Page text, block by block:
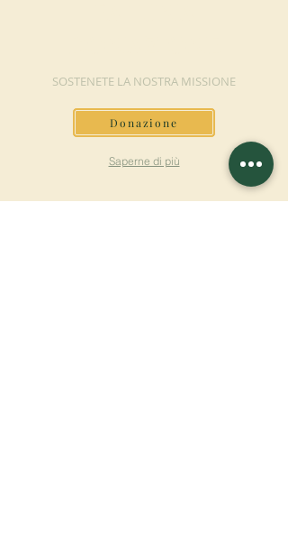
SOSTENETE LA NOSTRA MISSIONE
Donazione
Saperne di più